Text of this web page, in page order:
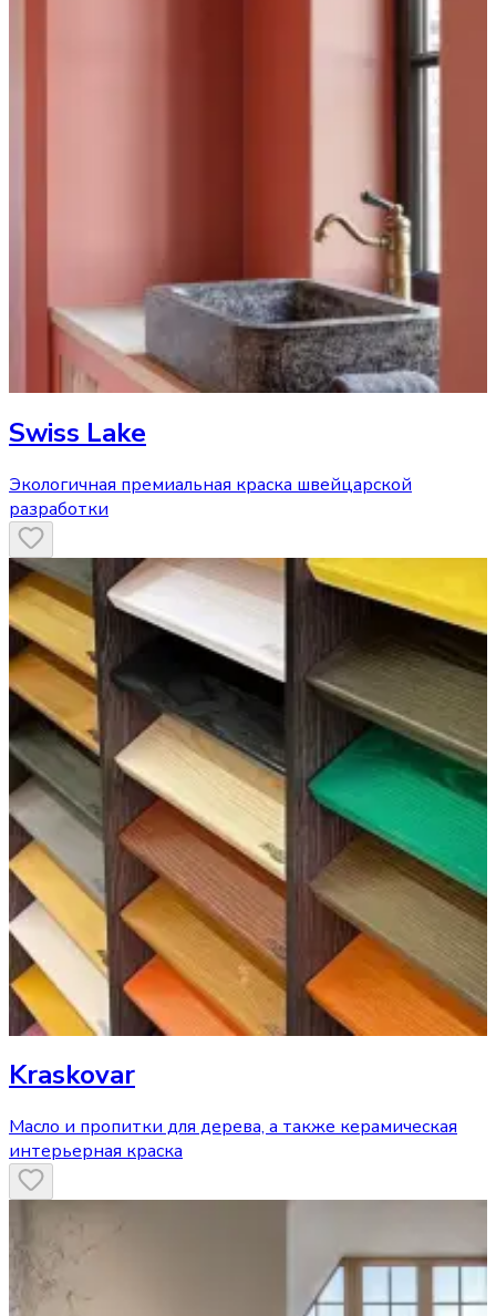
Swiss Lake
Экологичная премиальная краска швейцарской
разработки
Kraskovar
Масло и пропитки для дерева, а также керамическая
интерьерная краска